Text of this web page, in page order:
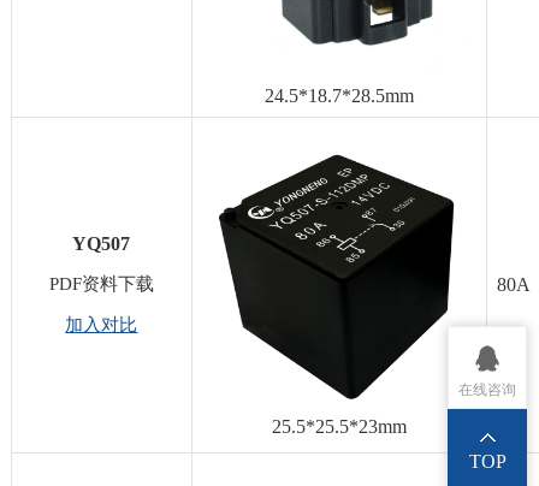
24.5*18.7*28.5mm
YQ507
PDF资料下载
加入对比
25.5*25.5*23mm
80A
在线咨询
TOP